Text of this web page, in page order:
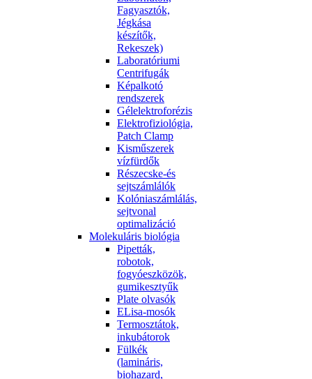
Fagyasztók,
Jégkása
készítők,
Rekeszek)
Laboratóriumi
Centrifugák
Képalkotó
rendszerek
Gélelektroforézis
Elektrofiziológia,
Patch Clamp
Kisműszerek
vízfürdők
Részecske-és
sejtszámlálók
Kolóniaszámlálás,
sejtvonal
optimalizáció
Molekuláris biológia
Pipetták,
robotok,
fogyóeszközök,
gumikesztyűk
Plate olvasók
ELisa-mosók
Termosztátok,
inkubátorok
Fülkék
(lamináris,
biohazard,